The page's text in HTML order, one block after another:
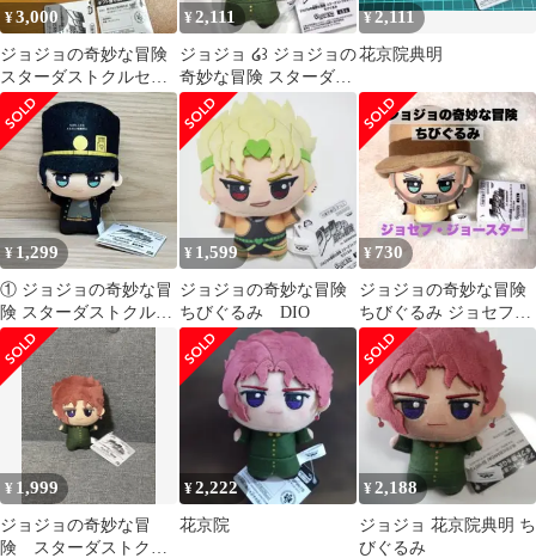
¥3,000
ジョジョの奇妙な冒険
スターダストクルセイ
ダース ちびぐるみ 2個
セット
¥2,111
ジョジョ ໒꒱ ジョジョの
奇妙な冒険 スターダス
トクルセイダース ちび
ぐるみ
¥2,111
花京院典明
¥ 1,299
① ジョジョの奇妙な冒
険 スターダストクルセ
イダース ちびぐるみ 空
条承太郎
¥ 1,599
ジョジョの奇妙な冒険
ちびぐるみ DIO
¥ 730
ジョジョの奇妙な冒険
ちびぐるみ ジョセフ・
ジョースター ぬいぐる
み 3部
¥ 1,999
ジョジョの奇妙な冒
険 スターダストクル
¥2,222
花京院
¥2,188
ジョジョ 花京院典明 ち
びぐるみ